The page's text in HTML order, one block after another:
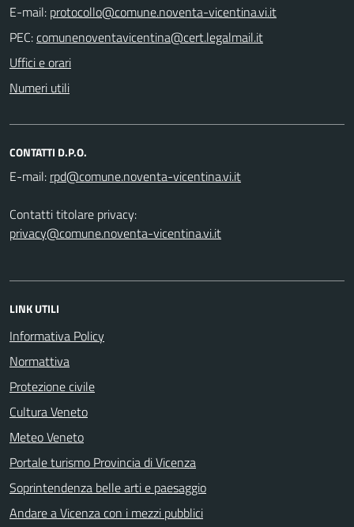
E-mail:
PEC:
Uffici e orari
Numeri utili
CONTATTI D.P.O.
E-mail:
Contatti titolare privacy:
privacy@comune.noventa-vicentina.vi.it
LINK UTILI
Informativa Policy
Normattiva
Protezione civile
Cultura Veneto
Meteo Veneto
Portale turismo Provincia di Vicenza
Soprintendenza belle arti e paesaggio
Andare a Vicenza con i mezzi pubblici